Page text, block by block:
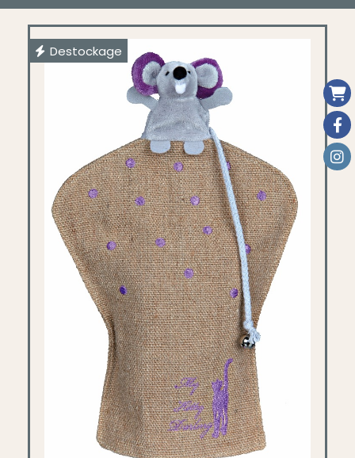
Destockage